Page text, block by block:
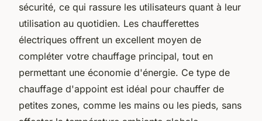
sécurité, ce qui rassure les utilisateurs quant à leur
utilisation au quotidien. Les chaufferettes
électriques offrent un excellent moyen de
compléter votre chauffage principal, tout en
permettant une économie d'énergie. Ce type de
chauffage d'appoint est idéal pour chauffer de
petites zones, comme les mains ou les pieds, sans